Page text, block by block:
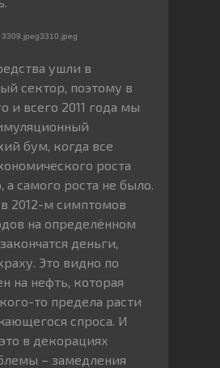
ушли в
сектор, поэтому в
и всего 2011 года мы
бум, когда все
роста
самого роста не было.
2012-м симптомов
на определённом
деньги,
Это видно по
на нефть, которая
то предела расти
спроса. И
в декорациях
– замедления